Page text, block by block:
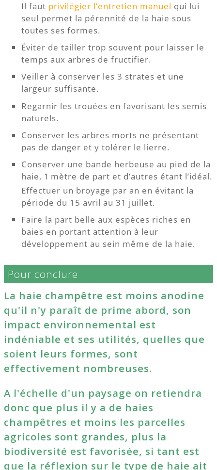
Il faut privilégier l’entretien manuel qui lui
seul permet la pérennité de la haie sous
toutes ses formes.
Éviter de tailler trop souvent pour laisser le
temps aux arbres de fructifier.
Veiller à conserver les 3 strates et une
largeur suffisante.
Regarnir les trouées en favorisant les semis
naturels.
Conserver les arbres morts ne présentant
pas de danger et y tolérer le lierre.
Conserver une bande herbeuse au pied de la
haie, 1 mètre de part et d’autres étant l’idéal.
Effectuer un broyage par an en évitant la
période du 15 avril au 31 juillet.
Faire la part belle aux espèces riches en
baies en portant attention à leur
développement au sein même de la haie.
Pour conclure
La haie champêtre est moins anodine
qu'il n'y paraît de prime abord, son
impact environnemental est
indéniable et ses utilités, quelles que
soient leurs formes, sont
effectivement nombreuses.
A l'échelle d'un paysage on retiendra
donc que plus il y a de haies
champêtres et moins les parcelles
agricoles sont grandes, plus la
biodiversité est favorisée, si tant est
que la réflexion sur le type de haie ait